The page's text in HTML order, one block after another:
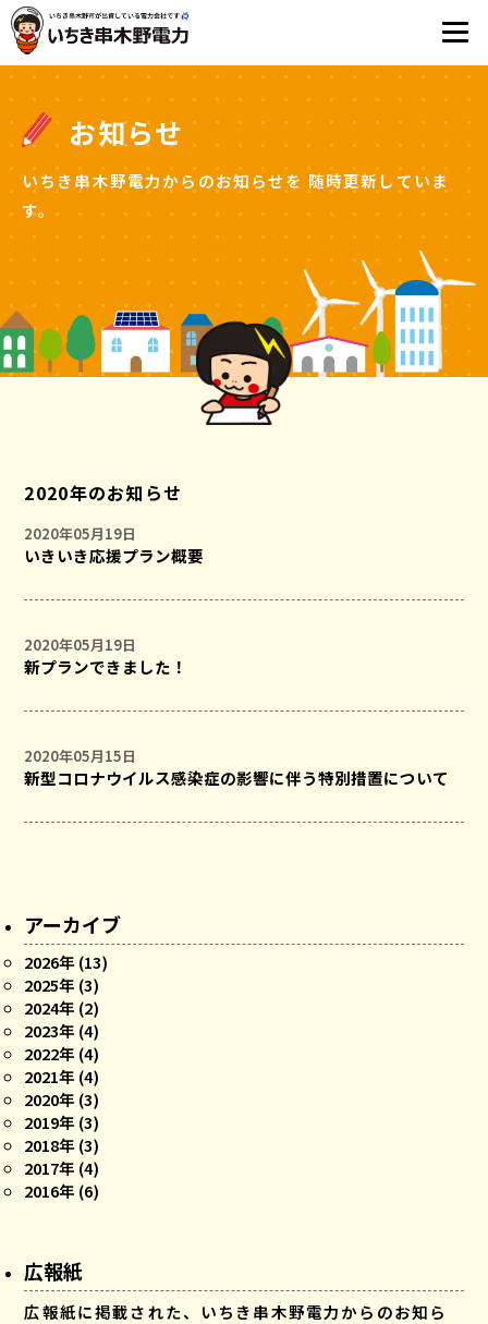
お知らせ
いちき串木野電力からのお知らせを 随時更新していま
す。
2020年のお知らせ
2020年05月19日
いきいき応援プラン概要
2020年05月19日
新プランできました！
2020年05月15日
新型コロナウイルス感染症の影響に伴う特別措置について
アーカイブ
2026年 (13)
2025年 (3)
2024年 (2)
2023年 (4)
2022年 (4)
2021年 (4)
2020年 (3)
2019年 (3)
2018年 (3)
2017年 (4)
2016年 (6)
広報紙
広報紙に掲載された、いちき串木野電力からのお知ら